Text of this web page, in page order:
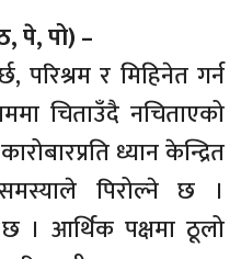
पे, पो) –
परिश्रम र मिहिनेत गर्न
चिताउँदै नचिताएको
ध्यान केन्द्रित
पिरोल्ने छ ।
छ । आर्थिक पक्षमा ठूलो